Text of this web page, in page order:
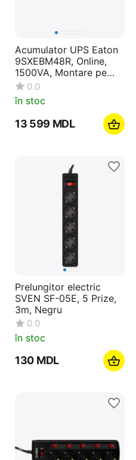
Acumulator UPS Eaton
9SXEBM48R, Online,
1500VA, Montare pe
rafturi
0.0
în stoc
13 599 MDL
Prelungitor electric
SVEN SF-05E, 5 Prize,
3m, Negru
0.0
în stoc
‍130‍ MDL